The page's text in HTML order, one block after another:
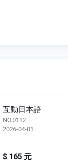
互動日本語
NO.0112
2026-04-01
$ 165 元